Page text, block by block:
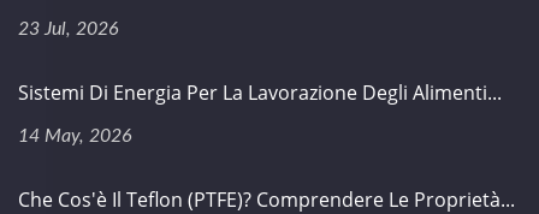
23 Jul, 2026
Sistemi Di Energia Per La Lavorazione Degli Alimenti...
14 May, 2026
Che Cos'è Il Teflon (PTFE)? Comprendere Le Proprietà...